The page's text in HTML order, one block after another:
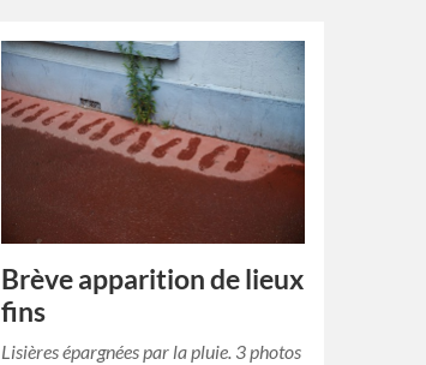
Brève apparition de lieux
fins
Lisières épargnées par la pluie. 3 photos